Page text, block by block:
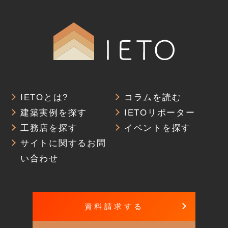
IETOとは?
コラムを読む
建築実例を探す
IETOリポーター
工務店を探す
イベントを探す
サイトに関するお問
い合わせ
資料請求する